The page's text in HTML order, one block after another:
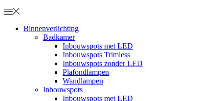
Binnenverlichting
Badkamer
Inbouwspots met LED
Inbouwspots Trimless
Inbouwspots zonder LED
Plafondlampen
Wandlampen
Inbouwspots
Inbouwspots met LED